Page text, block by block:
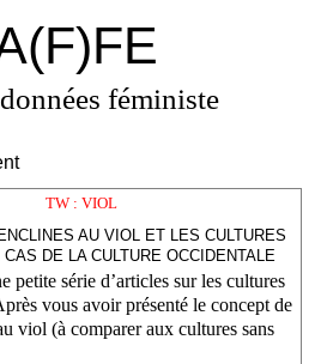
féministe
TW : VIOL
AU VIOL ET LES CULTURES
DE LA CULTURE OCCIDENTALE
petite série d’articles sur les cultures
vous avoir présenté le concept de
viol (à comparer aux cultures sans